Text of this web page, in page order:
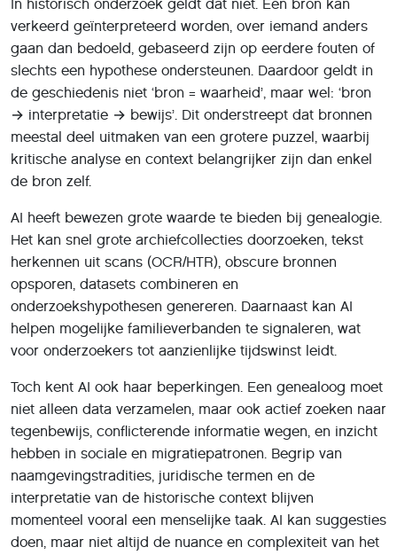
In historisch onderzoek geldt dat niet. Een bron kan
verkeerd geïnterpreteerd worden, over iemand anders
gaan dan bedoeld, gebaseerd zijn op eerdere fouten of
slechts een hypothese ondersteunen. Daardoor geldt in
de geschiedenis niet ‘bron = waarheid’, maar wel: ‘bron
→ interpretatie → bewijs’. Dit onderstreept dat bronnen
meestal deel uitmaken van een grotere puzzel, waarbij
kritische analyse en context belangrijker zijn dan enkel
de bron zelf.
AI heeft bewezen grote waarde te bieden bij genealogie.
Het kan snel grote archiefcollecties doorzoeken, tekst
herkennen uit scans (OCR/HTR), obscure bronnen
opsporen, datasets combineren en
onderzoekshypothesen genereren. Daarnaast kan AI
helpen mogelijke familieverbanden te signaleren, wat
voor onderzoekers tot aanzienlijke tijdswinst leidt.
Toch kent AI ook haar beperkingen. Een genealoog moet
niet alleen data verzamelen, maar ook actief zoeken naar
tegenbewijs, conflicterende informatie wegen, en inzicht
hebben in sociale en migratiepatronen. Begrip van
naamgevingstradities, juridische termen en de
interpretatie van de historische context blijven
momenteel vooral een menselijke taak. AI kan suggesties
doen, maar niet altijd de nuance en complexiteit van het